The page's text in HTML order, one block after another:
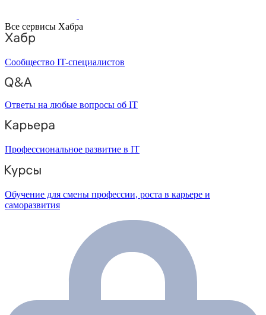
Все сервисы Хабра
Сообщество IT-специалистов
Ответы на любые вопросы об IT
Профессиональное развитие в IT
Обучение для смены профессии, роста в карьере и
саморазвития